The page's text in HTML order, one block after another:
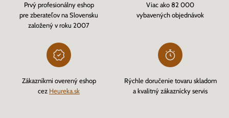
Prvý profesionálny eshop
pre zberateľov na Slovensku
založený v roku 2007
Viac ako 82 000
vybavených objednávok
Zákazníkmi overený eshop
cez Heureka.sk
Rýchle doručenie tovaru skladom
a kvalitný zákaznícky servis